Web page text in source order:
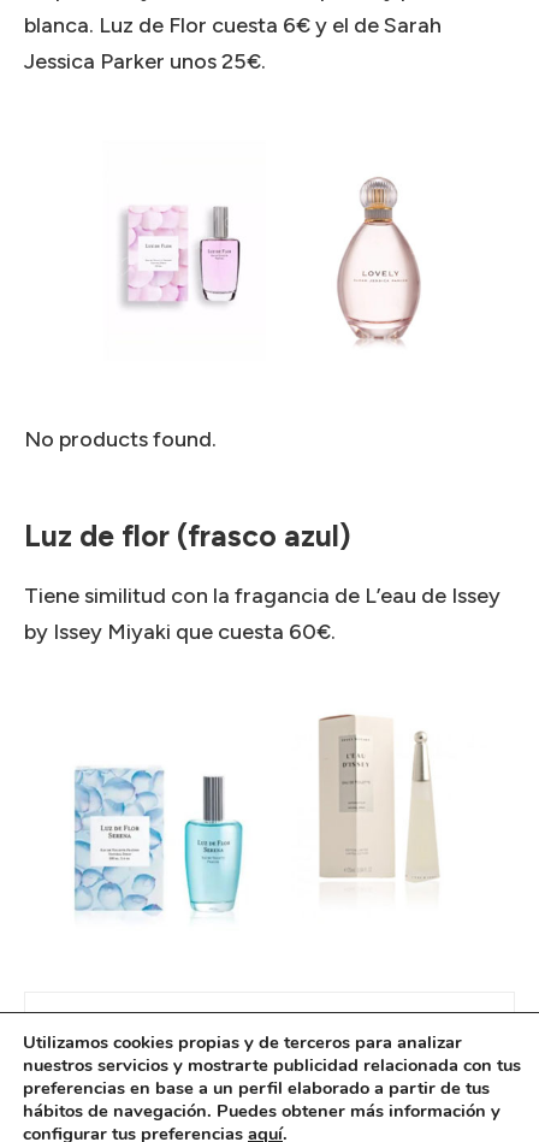
blanca. Luz de Flor cuesta 6€ y el de Sarah
Jessica Parker unos 25€.
No products found.
Luz de flor (frasco azul)
Tiene similitud con la fragancia de L’eau de Issey
by Issey Miyaki que cuesta 60€.
Utilizamos cookies propias y de terceros para analizar
nuestros servicios y mostrarte publicidad relacionada con tus
preferencias en base a un perfil elaborado a partir de tus
hábitos de navegación. Puedes obtener más información y
configurar tus preferencias aquí.